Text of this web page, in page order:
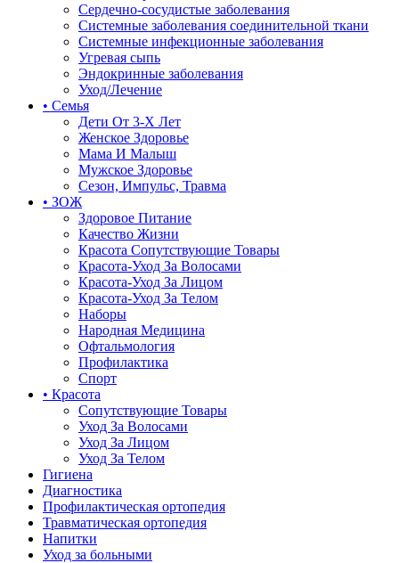
Сердечно-сосудистые заболевания
Системные заболевания соединительной ткани
Системные инфекционные заболевания
Угревая сыпь
Эндокринные заболевания
Уход/Лечение
• Семья
Дети От 3-Х Лет
Женское Здоровье
Мама И Малыш
Мужское Здоровье
Сезон, Импульс, Травма
• ЗОЖ
Здоровое Питание
Качество Жизни
Красота Сопутствующие Товары
Красота-Уход За Волосами
Красота-Уход За Лицом
Красота-Уход За Телом
Наборы
Народная Медицина
Офтальмология
Профилактика
Спорт
• Красота
Сопутствующие Товары
Уход За Волосами
Уход За Лицом
Уход За Телом
Гигиена
Диагностика
Профилактическая ортопедия
Травматическая ортопедия
Напитки
Уход за больными